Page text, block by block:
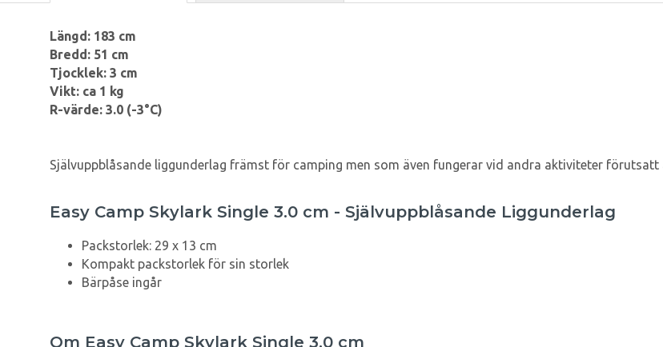
Längd: 183 cm
Bredd: 51 cm
Tjocklek: 3 cm
Vikt: ca 1 kg
R-värde: 3.0 (-3°C)
Självuppblåsande liggunderlag främst för camping men som även fungerar vid andra aktiviteter
Easy Camp Skylark Single 3.0 cm - Självuppblåsande Liggunderlag
Packstorlek: 29 x 13 cm
Kompakt packstorlek för sin storlek
Bärpåse ingår
Om Easy Camp Skylark Single 3.0 cm